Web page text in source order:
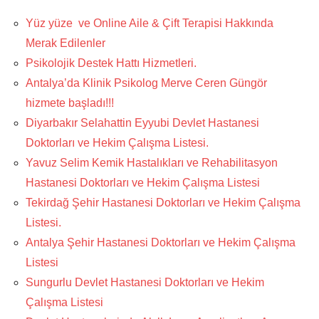
Yüz yüze ve Online Aile & Çift Terapisi Hakkında
Merak Edilenler
Psikolojik Destek Hattı Hizmetleri.
Antalya’da Klinik Psikolog Merve Ceren Güngör
hizmete başladı!!!
Diyarbakır Selahattin Eyyubi Devlet Hastanesi
Doktorları ve Hekim Çalışma Listesi.
Yavuz Selim Kemik Hastalıkları ve Rehabilitasyon
Hastanesi Doktorları ve Hekim Çalışma Listesi
Tekirdağ Şehir Hastanesi Doktorları ve Hekim Çalışma
Listesi.
Antalya Şehir Hastanesi Doktorları ve Hekim Çalışma
Listesi
Sungurlu Devlet Hastanesi Doktorları ve Hekim
Çalışma Listesi